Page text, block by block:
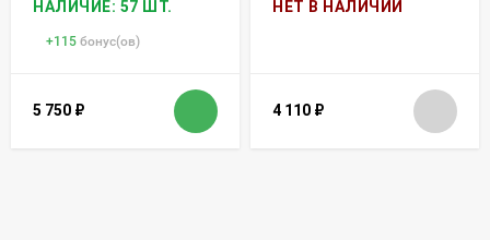
НАЛИЧИЕ: 57 ШТ.
+115 бонус(ов)
5 750 ₽
НЕТ В НАЛИЧИИ
4 110 ₽